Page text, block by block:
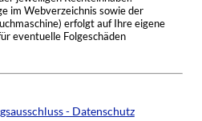
im Webverzeichnis sowie der
erfolgt auf Ihre eigene
eventuelle Folgeschäden
- Datenschutz